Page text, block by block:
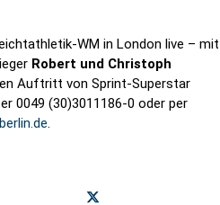
WM in London live – mit
Robert und Christoph
Auftritt von Sprint-Superstar
0049 (30)3011186-0 oder per
.